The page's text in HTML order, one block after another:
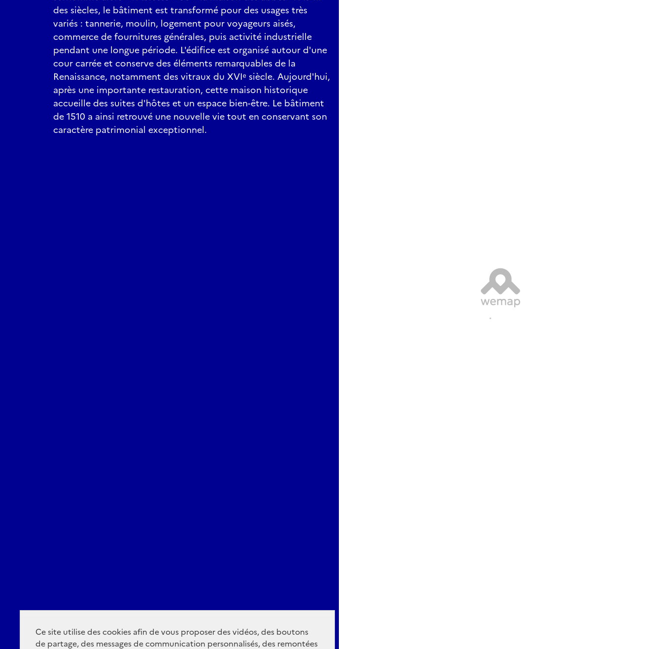
Ce site utilise des cookies afin de vous proposer des vidéos, des boutons
de partage, des messages de communication personnalisés, des remontées
des siècles, le bâtiment est transformé pour des usages très
variés : tannerie, moulin, logement pour voyageurs aisés,
commerce de fournitures générales, puis activité industrielle
pendant une longue période. L'édifice est organisé autour d'une
cour carrée et conserve des éléments remarquables de la
Renaissance, notamment des vitraux du XVIᵉ siècle. Aujourd'hui,
après une importante restauration, cette maison historique
accueille des suites d'hôtes et un espace bien-être. Le bâtiment
de 1510 a ainsi retrouvé une nouvelle vie tout en conservant son
caractère patrimonial exceptionnel.